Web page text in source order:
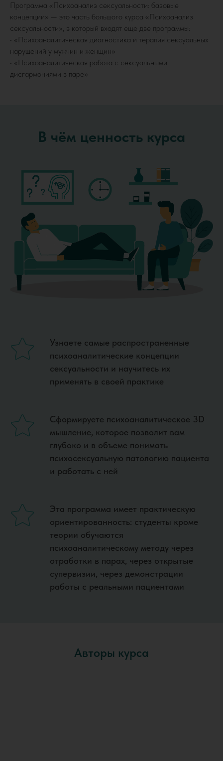
Программа «Психоанализ сексуальности: базовые
концепции» — это часть большого курса «Психоанализ
сексуальности», в который входят еще две программы:
• «Психоаналитическая диагностика и терапия сексуальных
нарушений у мужчин и женщин»
• «Психоаналитическая работа с сексуальными
дисгармониями в паре»
В чём ценность курса
Узнаете самые распространенные
психоаналитические концепции
сексуальности и научитесь их
применять в своей практике
Сформируете психоаналитическое 3D
мышление, которое позволит вам
глубоко и в объеме понимать
психосексуальную патологию пациента
и работать с ней
Эта программа имеет практическую
ориентированность: студенты кроме
теории обучаются
психоаналитическому методу через
отработки в парах, через открытые
супервизии, через демонстрации
работы с реальными пациентами
Авторы курса